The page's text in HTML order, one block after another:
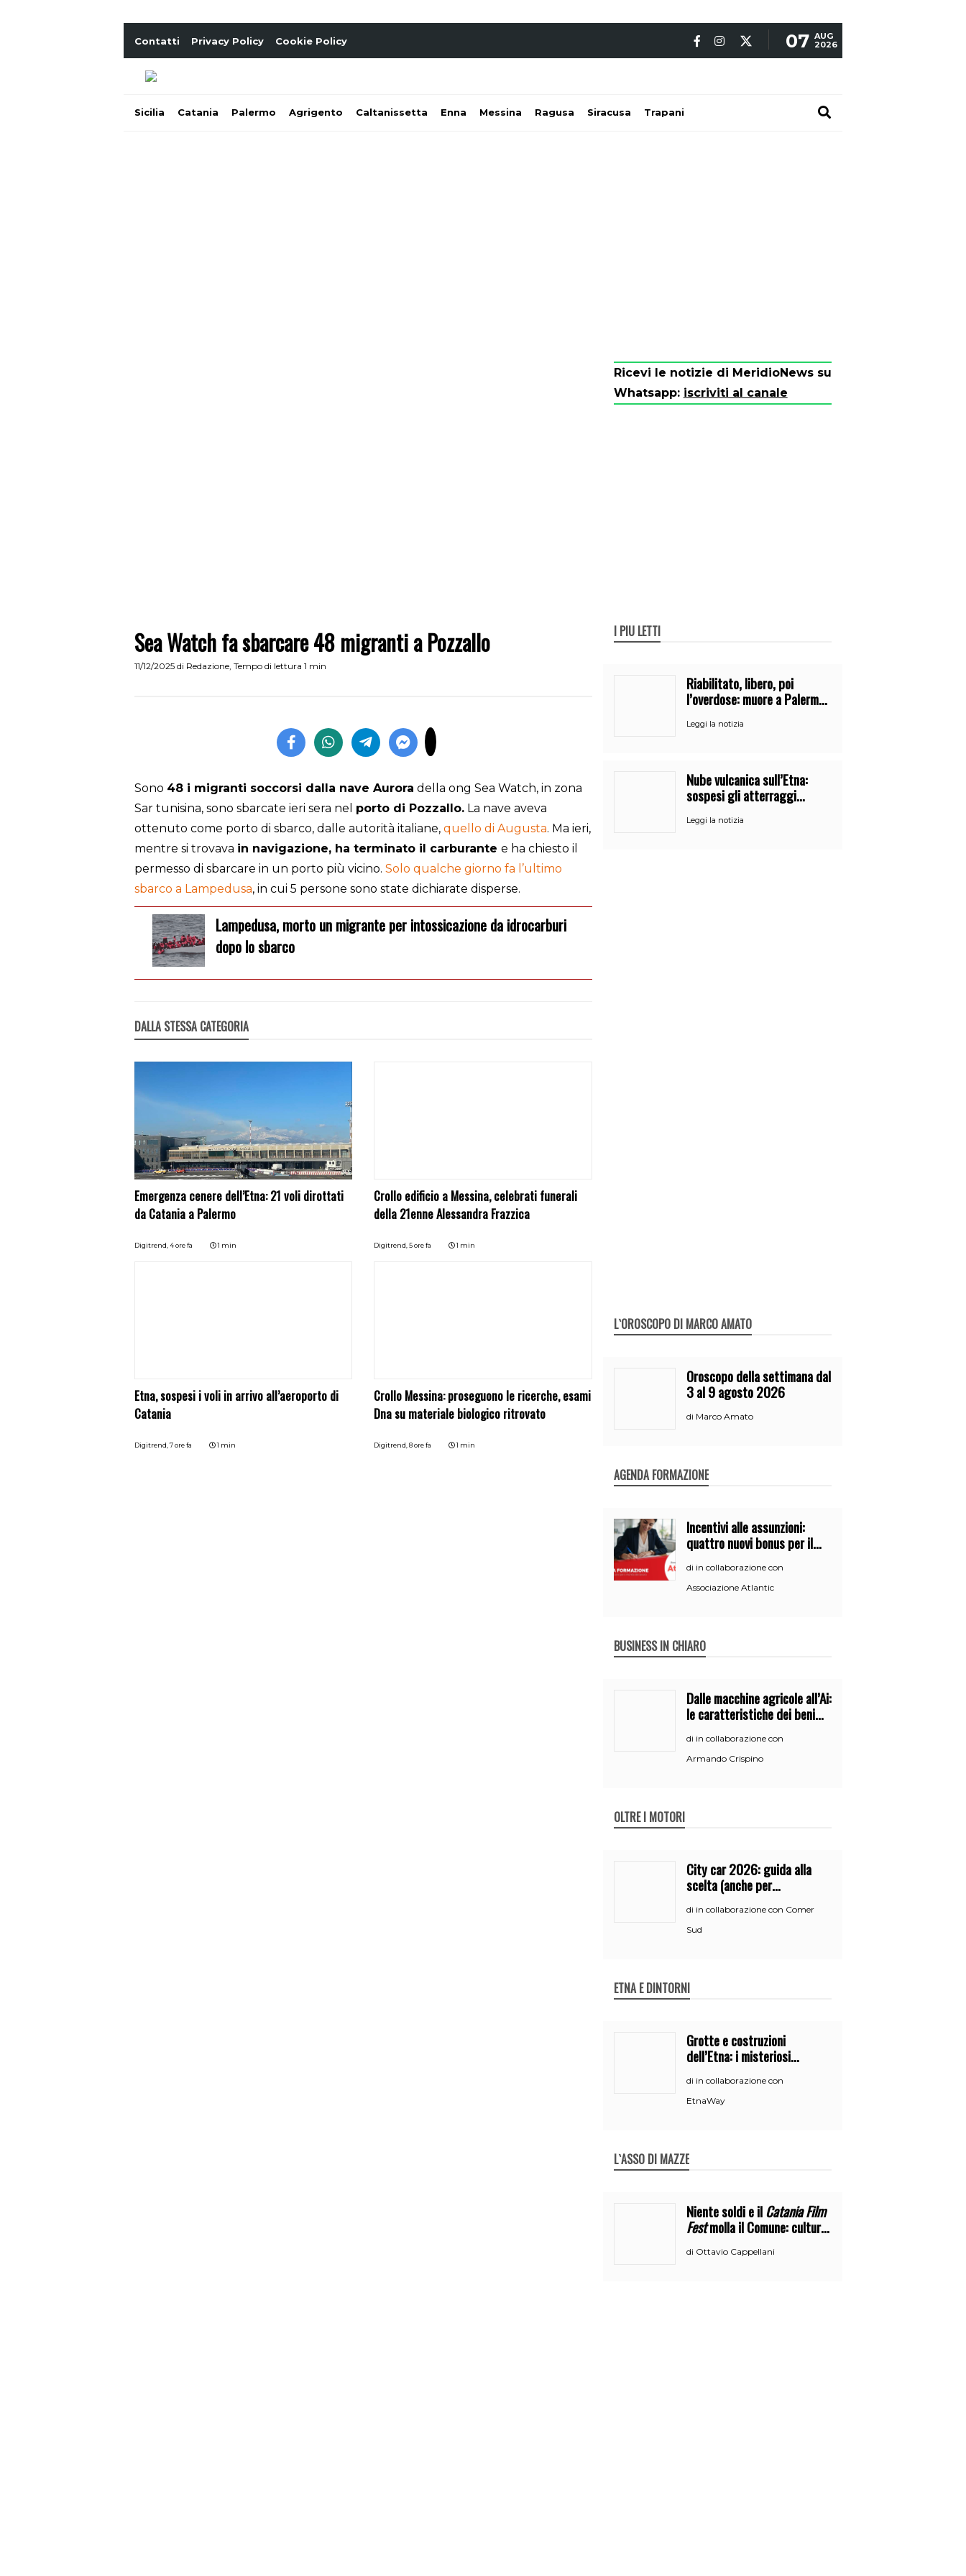
Contatti Privacy Policy Cookie Policy 07 AUG
2026
Sicilia Catania Palermo Agrigento Caltanissetta Enna Messina Ragusa Siracusa Trapani
Sea Watch fa sbarcare 48 migranti a Pozzallo
11/12/2025 di Redazione, Tempo di lettura 1 min
Sono 48 i migranti soccorsi dalla nave Aurora della ong Sea Watch, in zona
Sar tunisina, sono sbarcate ieri sera nel porto di Pozzallo. La nave aveva
ottenuto come porto di sbarco, dalle autorità italiane, quello di Augusta. Ma ieri,
mentre si trovava in navigazione, ha terminato il carburante e ha chiesto il
permesso di sbarcare in un porto più vicino. Solo qualche giorno fa l’ultimo
sbarco a Lampedusa, in cui 5 persone sono state dichiarate disperse.
Lampedusa, morto un migrante per intossicazione da idrocarburi
dopo lo sbarco
DALLA STESSA CATEGORIA
Emergenza cenere dell’Etna: 21 voli dirottati
da Catania a Palermo
Digitrend, 4 ore fa 1 min
Crollo edificio a Messina, celebrati funerali
della 21enne Alessandra Frazzica
Digitrend,5 ore fa 1 min
Etna, sospesi i voli in arrivo all’aeroporto di
Catania
Digitrend, 7 ore fa 1 min
Crollo Messina: proseguono le ricerche, esami
Dna su materiale biologico ritrovato
Digitrend,8 ore fa 1 min
Ricevi le notizie di MeridioNews su
Whatsapp: iscriviti al canale
I PIÙ LETTI
Riabilitato, libero, poi
l’overdose: muore a Palermo
comunità
Leggi la notizia
Nube vulcanica sull’Etna:
sospesi gli atterraggi
Leggi la notizia
L`OROSCOPO DI MARCO AMATO
Oroscopo della settimana dal
3 al 9 agosto 2026
di Marco Amato
AGENDA FORMAZIONE
Incentivi alle assunzioni:
quattro nuovi bonus per il
di in collaborazione con
Associazione Atlantic
BUSINESS IN CHIARO
Dalle macchine agricole all’Ai:
le caratteristiche dei beni
all’iperammortamento
di in collaborazione con
Armando Crispino
OLTRE I MOTORI
City car 2026: guida alla
scelta (anche per
neopatentati)
di in collaborazione con Comer
Sud
ETNA E DINTORNI
Grotte e costruzioni
dell’Etna: i misteriosi
di in collaborazione con
EtnaWay
L`ASSO DI MAZZE
Niente soldi e ilCatania Film
Festmolla il Comune: cultura
di Ottavio Cappellani